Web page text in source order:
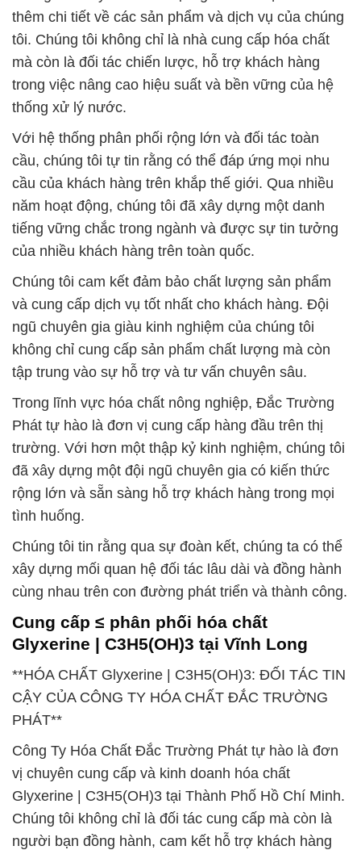
thêm chi tiết về các sản phẩm và dịch vụ của chúng
tôi. Chúng tôi không chỉ là nhà cung cấp hóa chất
mà còn là đối tác chiến lược, hỗ trợ khách hàng
trong việc nâng cao hiệu suất và bền vững của hệ
thống xử lý nước.
Với hệ thống phân phối rộng lớn và đối tác toàn
cầu, chúng tôi tự tin rằng có thể đáp ứng mọi nhu
cầu của khách hàng trên khắp thế giới. Qua nhiều
năm hoạt động, chúng tôi đã xây dựng một danh
tiếng vững chắc trong ngành và được sự tin tưởng
của nhiều khách hàng trên toàn quốc.
Chúng tôi cam kết đảm bảo chất lượng sản phẩm
và cung cấp dịch vụ tốt nhất cho khách hàng. Đội
ngũ chuyên gia giàu kinh nghiệm của chúng tôi
không chỉ cung cấp sản phẩm chất lượng mà còn
tập trung vào sự hỗ trợ và tư vấn chuyên sâu.
Trong lĩnh vực hóa chất nông nghiệp, Đắc Trường
Phát tự hào là đơn vị cung cấp hàng đầu trên thị
trường. Với hơn một thập kỷ kinh nghiệm, chúng tôi
đã xây dựng một đội ngũ chuyên gia có kiến thức
rộng lớn và sẵn sàng hỗ trợ khách hàng trong mọi
tình huống.
Chúng tôi tin rằng qua sự đoàn kết, chúng ta có thể
xây dựng mối quan hệ đối tác lâu dài và đồng hành
cùng nhau trên con đường phát triển và thành công.
Cung cấp ≤ phân phối hóa chất
Glyxerine | C3H5(OH)3 tại Vĩnh Long
**HÓA CHẤT Glyxerine | C3H5(OH)3: ĐỐI TÁC TIN
CẬY CỦA CÔNG TY HÓA CHẤT ĐẮC TRƯỜNG
PHÁT**
Công Ty Hóa Chất Đắc Trường Phát tự hào là đơn
vị chuyên cung cấp và kinh doanh hóa chất
Glyxerine | C3H5(OH)3 tại Thành Phố Hồ Chí Minh.
Chúng tôi không chỉ là đối tác cung cấp mà còn là
người bạn đồng hành, cam kết hỗ trợ khách hàng